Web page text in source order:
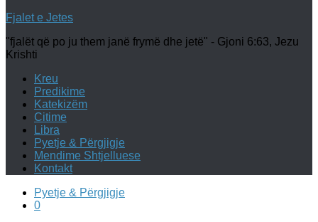
Fjalet e Jetes
"fjalët që po ju them janë frymë dhe jetë" - Gjoni 6:63, Jezu
Krishti
Kreu
Predikime
Katekizëm
Citime
Libra
Pyetje & Përgjigje
Mendime Shtjelluese
Kontakt
Pyetje & Përgjigje
0